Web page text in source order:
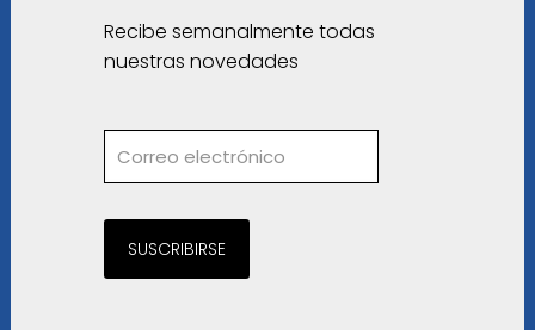
Recibe semanalmente todas
nuestras novedades
SUSCRIBIRSE